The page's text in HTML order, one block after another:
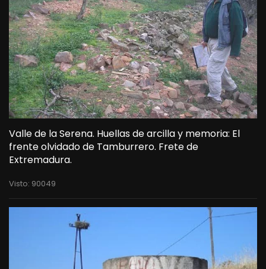
Valle de la Serena. Huellas de arcilla y memoria: El
frente olvidado de Tamburrero. Frete de
Extremadura.
Visto: 90049